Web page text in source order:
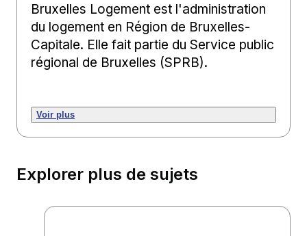
Bruxelles Logement est l'administration
du logement en Région de Bruxelles-
Capitale. Elle fait partie du Service public
régional de Bruxelles (SPRB).
Voir plus
Explorer plus de sujets